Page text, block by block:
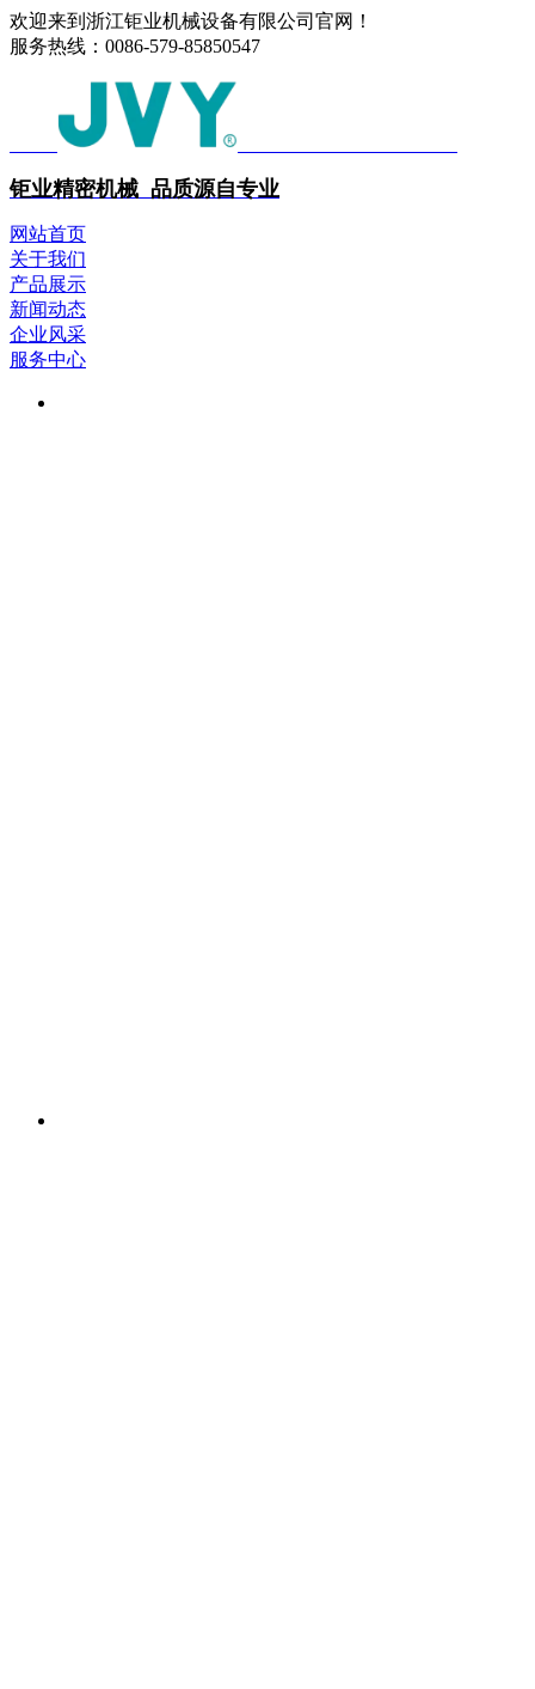
欢迎来到浙江钜业机械设备有限公司官网！
服务热线： 0086-579-85850547
钜业精密机械 品质源自专业
网站首页
关于我们
产品展示
新闻动态
企业风采
服务中心